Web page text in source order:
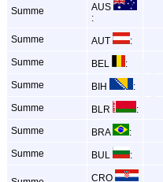
Summe
AUS
:
Summe AUT :
Summe BEL :
Summe BIH :
Summe BLR :
Summe BRA :
Summe BUL :
CRO